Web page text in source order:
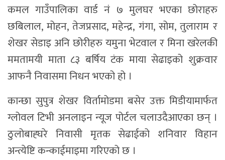
कमल गाउँपालिका वार्ड नं ७ मुलघर भएका छोराहरु
छबिलाल, मोहन, तेजप्रसाद, महेन्द्र, गंगा, सोम, तुलाराम र
शेखर सेडाइ अनि छोरीहरु यमुना भेटवाल र मिना खरेलकी
ममतामयी माता ८३ बर्षिय टंक माया सेढाइको शुक्रवार
आफनै निवासमा निधन भएको हो ।
कान्छा सुपुत्र शेखर विर्तामोडमा बसेर उक्त मिडीयामार्फत
ग्लोवल टिभी अनलाइन न्यूज पोर्टल चलाउदैआएका छन् ।
ठुलोबाह्घरे निवासी मृतक सेढाईको शनिवार विहान
अन्त्येष्टि कन्काईमाइमा गरिएको छ ।